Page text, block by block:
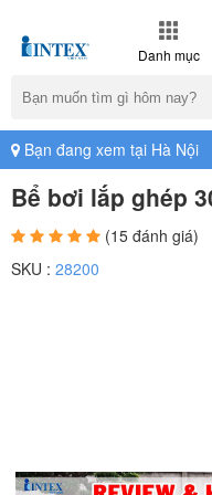
Danh mục
Bạn đang xem tại Hà Nội
Bể bơi lắp ghép
(15 đánh giá)
SKU : 28200